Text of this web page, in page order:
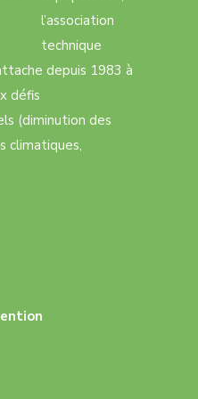
l’association
technique
depuis 1983 à
défis
(diminution des
climatiques,